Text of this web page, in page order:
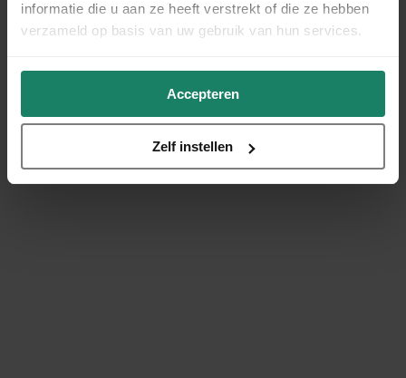
informatie die u aan ze heeft verstrekt of die ze hebben
verzameld op basis van uw gebruik van hun services.
Accepteren
Zelf instellen